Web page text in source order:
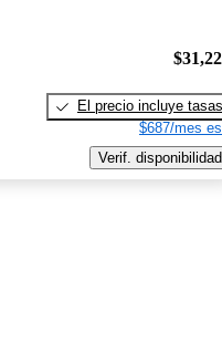
El precio incluye tasas
$687/mes
Verif. disponibilidad